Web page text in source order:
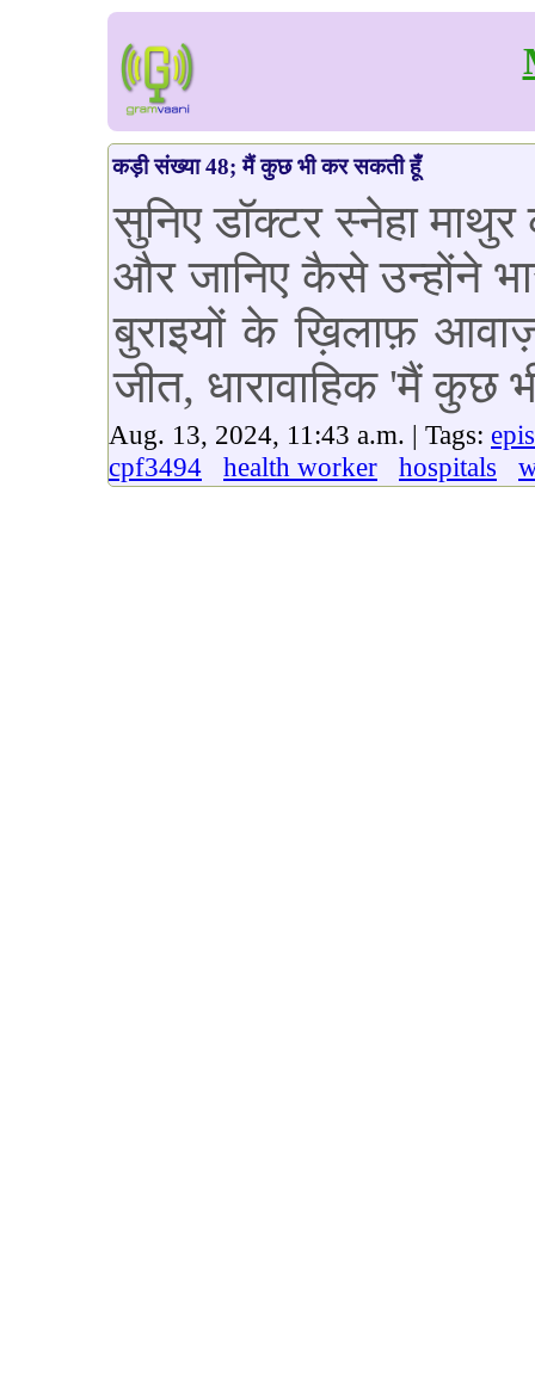
कड़ी संख्या 48; मैं कुछ भी कर सकती हूँ
सुनिए डॉक्टर स्नेहा
और जानिए कैसे उन्होंने
बुराइयों के ख़िलाफ़
जीत, धारावाहिक 'मैं कुछ
Aug. 13, 2024, 11:43 a.m. | Tags:
cpf3494
health worker hospitals